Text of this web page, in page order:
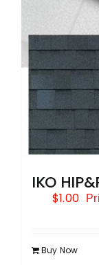
IKO
$1.00
Buy Now